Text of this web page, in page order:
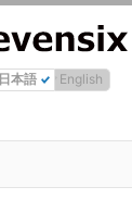
日本語 English